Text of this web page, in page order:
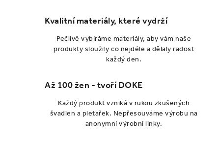
Kvalitní materiály, které vydrží
Pečlivě vybíráme materiály, aby vám naše
produkty sloužily co nejdéle a dělaly radost
každý den.
Až 100 žen - tvoří DOKE
Každý produkt vzniká v rukou zkušených
švadlen a pletařek. Nepřesouváme výrobu na
anonymní výrobní linky.